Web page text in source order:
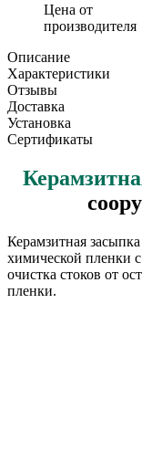
Цена от
производителя
Описание
Характеристики
Отзывы
Доставка
Установка
Сертификаты
Керамзитная
химической пленки
очистка стоков от
пленки.